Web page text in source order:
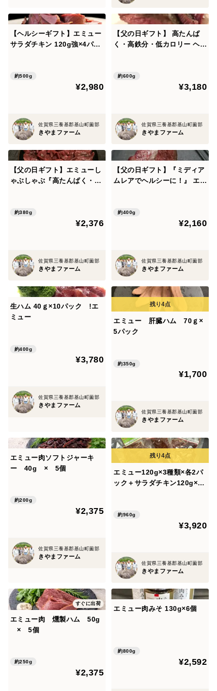
【ヘルシーギフト】エミュー
サラダチキン 120g強×4パッ
約500g
¥2,980
佐賀県三養基郡基山町薗部
きやまファーム
【父の日ギフト】 高たんぱ
く・高鉄分・低カロリー ヘル
約600g
¥3,180
佐賀県三養基郡基山町薗部
きやまファーム
【父の日ギフト】エミューし
ゃぶしゃぶ『高たんぱく・高
約380g
¥2,376
佐賀県三養基郡基山町薗部
きやまファーム
【父の日ギフト】『ミディア
ムレアでヘルシーに！』 エミ
高鉄分・低カロリー』
約400g
¥2,160
佐賀県三養基郡基山町薗部
きやまファーム
生ハム 40ｇ×10パック !エ
ミュー
約400g
¥3,780
佐賀県三養基郡基山町薗部
きやまファーム
エミュー 肝臓ハム 70ｇ×
5パック
約350g
¥1,700
佐賀県三養基郡基山町薗部
きやまファーム
エミュー肉ソフトジャーキ
ー 40g × 5個
約200g
¥2,375
佐賀県三養基郡基山町薗部
きやまファーム
エミュー120g×3種類×各2パ
ック＋サラダチキン120g×2
約960g
¥3,920
佐賀県三養基郡基山町薗部
きやまファーム
すぐに出荷
エミュー肉 燻製ハム 50g
× 5個
約250g
¥2,375
エミュー肉みそ 130g×6個
約800g
¥2,592